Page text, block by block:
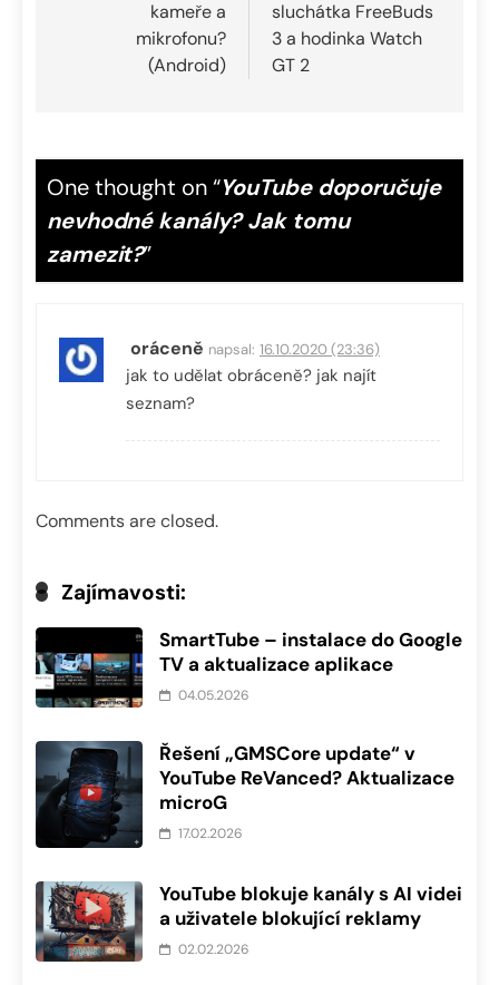
kameře a
mikrofonu?
(Android)
sluchátka FreeBuds
3 a hodinka Watch
GT 2
One thought on “YouTube doporučuje
nevhodné kanály? Jak tomu
zamezit?”
oráceně napsal: 16.10.2020 (23:36)
jak to udělat obráceně? jak najít
seznam?
Comments are closed.
Zajímavosti:
SmartTube – instalace do Google
TV a aktualizace aplikace
04.05.2026
Řešení „GMSCore update“ v
YouTube ReVanced? Aktualizace
microG
17.02.2026
YouTube blokuje kanály s AI videi
a uživatele blokující reklamy
02.02.2026